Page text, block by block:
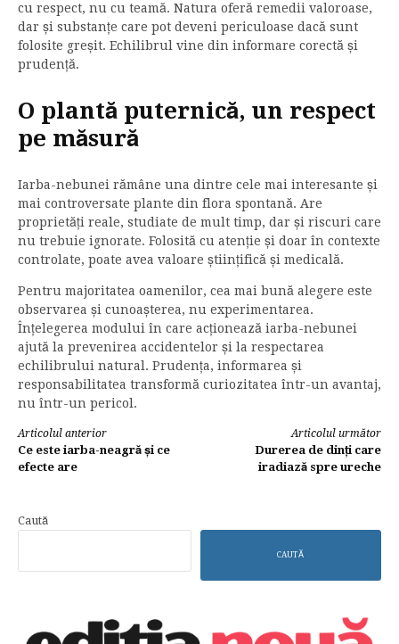
cu respect, nu cu teamă. Natura oferă remedii valoroase,
dar și substanțe care pot deveni periculoase dacă sunt
folosite greșit. Echilibrul vine din informare corectă și
prudență.
O plantă puternică, un respect
pe măsură
Iarba-nebunei rămâne una dintre cele mai interesante și
mai controversate plante din flora spontană. Are
proprietăți reale, studiate de mult timp, dar și riscuri care
nu trebuie ignorate. Folosită cu atenție și doar în contexte
controlate, poate avea valoare științifică și medicală.
Pentru majoritatea oamenilor, cea mai bună alegere este
observarea și cunoașterea, nu experimentarea.
Înțelegerea modului în care acționează iarba-nebunei
ajută la prevenirea accidentelor și la respectarea
echilibrului natural. Prudența, informarea și
responsabilitatea transformă curiozitatea într-un avantaj,
nu într-un pericol.
Continuă
lectura
Articolul anterior
Ce este iarba-neagră și ce
efecte are
Articolul următor
Durerea de dinți care
iradiază spre ureche
Caută
CAUTĂ